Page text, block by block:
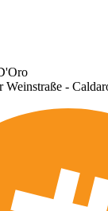
Weinstraße -